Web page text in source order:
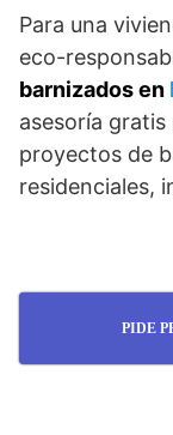
Para una
eco-
barnizados en
asesoría
proyectos de
residenciales,
PIDE